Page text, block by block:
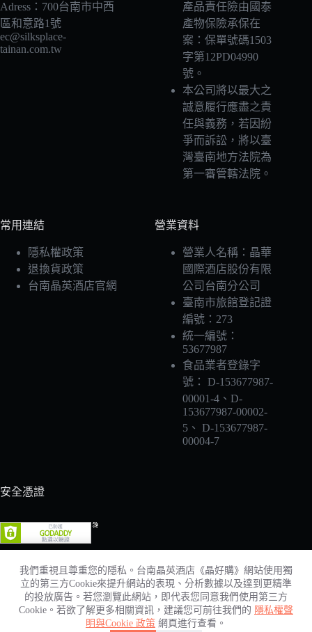
我們重視且尊重您的隱私。台南晶英酒店《晶好購》網站使用獨
立的第三方Cookie來提升網站的表現、分析數據以及達到更精準
的投放廣告。若您瀏覽此網站，即代表您同意我們使用第三方
Cookie。若欲了解更多相關資訊，建議您可前往我們的 隱私權聲
明與Cookie 政策 網頁進行查看。
Adress：700台南市中西
區和意路1號
ec@silksplace-
tainan.com.tw
產品責任險由國泰
產物保險承保在
案：保單號碼1503
字第12PD04990
號。
本公司將以最大之
誠意履行應盡之責
任與義務，若因紛
爭而訴訟，將以臺
灣臺南地方法院為
第一審管轄法院。
常用連結
隱私權政策
退換貨政策
台南晶英酒店官網
營業資料
營業人名稱：晶華
國際酒店股份有限
公司台南分公司
臺南市旅館登記證
編號：273
統一編號：
53677987
食品業者登錄字
號： D-153677987-
00001-4、D-
153677987-00002-
5、 D-153677987-
00004-7
安全憑證